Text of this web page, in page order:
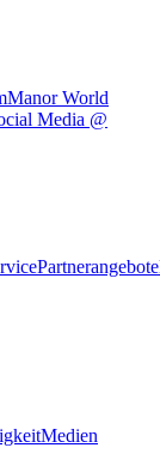
Manor World
Media @
Partnerangebote
Medien